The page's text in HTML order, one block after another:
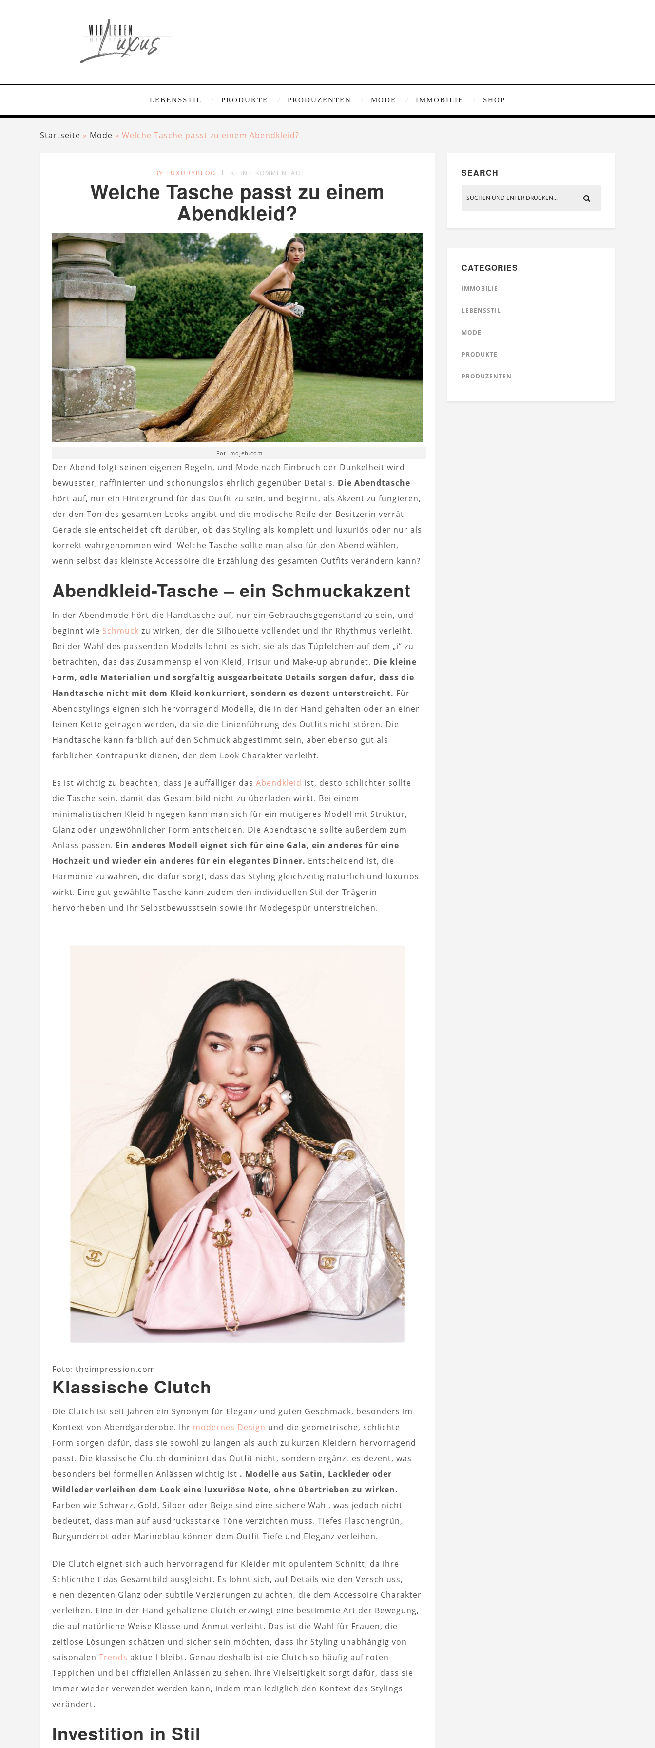
LEBENSSTIL PRODUKTE PRODUZENTEN MODE IMMOBILIE SHOP
Startseite » Mode » Welche Tasche passt zu einem Abendkleid?
BY LUXURYBLOG KEINE KOMMENTARE
Welche Tasche passt zu einem
Abendkleid?
Fot. mojeh.com
Der Abend folgt seinen eigenen Regeln, und Mode nach Einbruch der Dunkelheit wird
bewusster, raffinierter und schonungslos ehrlich gegenüber Details. Die Abendtasche
hört auf, nur ein Hintergrund für das Outfit zu sein, und beginnt, als Akzent zu fungieren,
der den Ton des gesamten Looks angibt und die modische Reife der Besitzerin verrät.
Gerade sie entscheidet oft darüber, ob das Styling als komplett und luxuriös oder nur als
korrekt wahrgenommen wird. Welche Tasche sollte man also für den Abend wählen,
wenn selbst das kleinste Accessoire die Erzählung des gesamten Outfits verändern kann?
Abendkleid-Tasche – ein Schmuckakzent
In der Abendmode hört die Handtasche auf, nur ein Gebrauchsgegenstand zu sein, und
beginnt wie Schmuck zu wirken, der die Silhouette vollendet und ihr Rhythmus verleiht.
Bei der Wahl des passenden Modells lohnt es sich, sie als das Tüpfelchen auf dem „i“ zu
betrachten, das das Zusammenspiel von Kleid, Frisur und Make-up abrundet. Die kleine
Form, edle Materialien und sorgfältig ausgearbeitete Details sorgen dafür, dass die
Handtasche nicht mit dem Kleid konkurriert, sondern es dezent unterstreicht. Für
Abendstylings eignen sich hervorragend Modelle, die in der Hand gehalten oder an einer
feinen Kette getragen werden, da sie die Linienführung des Outfits nicht stören. Die
Handtasche kann farblich auf den Schmuck abgestimmt sein, aber ebenso gut als
farblicher Kontrapunkt dienen, der dem Look Charakter verleiht.
Es ist wichtig zu beachten, dass je auffälliger das Abendkleid ist, desto schlichter sollte
die Tasche sein, damit das Gesamtbild nicht zu überladen wirkt. Bei einem
minimalistischen Kleid hingegen kann man sich für ein mutigeres Modell mit Struktur,
Glanz oder ungewöhnlicher Form entscheiden. Die Abendtasche sollte außerdem zum
Anlass passen. Ein anderes Modell eignet sich für eine Gala, ein anderes für eine
Hochzeit und wieder ein anderes für ein elegantes Dinner. Entscheidend ist, die
Harmonie zu wahren, die dafür sorgt, dass das Styling gleichzeitig natürlich und luxuriös
wirkt. Eine gut gewählte Tasche kann zudem den individuellen Stil der Trägerin
hervorheben und ihr Selbstbewusstsein sowie ihr Modegespür unterstreichen.
Foto: theimpression.com
Klassische Clutch
Die Clutch ist seit Jahren ein Synonym für Eleganz und guten Geschmack, besonders im
Kontext von Abendgarderobe. Ihr modernes Design und die geometrische, schlichte
Form sorgen dafür, dass sie sowohl zu langen als auch zu kurzen Kleidern hervorragend
passt. Die klassische Clutch dominiert das Outfit nicht, sondern ergänzt es dezent, was
besonders bei formellen Anlässen wichtig ist . Modelle aus Satin, Lackleder oder
Wildleder verleihen dem Look eine luxuriöse Note, ohne übertrieben zu wirken.
Farben wie Schwarz, Gold, Silber oder Beige sind eine sichere Wahl, was jedoch nicht
bedeutet, dass man auf ausdrucksstarke Töne verzichten muss. Tiefes Flaschengrün,
Burgunderrot oder Marineblau können dem Outfit Tiefe und Eleganz verleihen.
Die Clutch eignet sich auch hervorragend für Kleider mit opulentem Schnitt, da ihre
Schlichtheit das Gesamtbild ausgleicht. Es lohnt sich, auf Details wie den Verschluss,
einen dezenten Glanz oder subtile Verzierungen zu achten, die dem Accessoire Charakter
verleihen. Eine in der Hand gehaltene Clutch erzwingt eine bestimmte Art der Bewegung,
die auf natürliche Weise Klasse und Anmut verleiht. Das ist die Wahl für Frauen, die
zeitlose Lösungen schätzen und sicher sein möchten, dass ihr Styling unabhängig von
saisonalen Trends aktuell bleibt. Genau deshalb ist die Clutch so häufig auf roten
Teppichen und bei offiziellen Anlässen zu sehen. Ihre Vielseitigkeit sorgt dafür, dass sie
immer wieder verwendet werden kann, indem man lediglich den Kontext des Stylings
verändert.
Investition in Stil
SEARCH
CATEGORIES
IMMOBILIE
LEBENSSTIL
MODE
PRODUKTE
PRODUZENTEN